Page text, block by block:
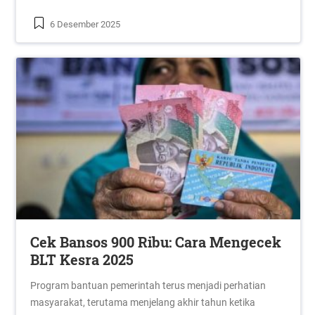
6 Desember 2025
Cek Bansos 900 Ribu: Cara Mengecek
BLT Kesra 2025
Program bantuan pemerintah terus menjadi perhatian
masyarakat, terutama menjelang akhir tahun ketika